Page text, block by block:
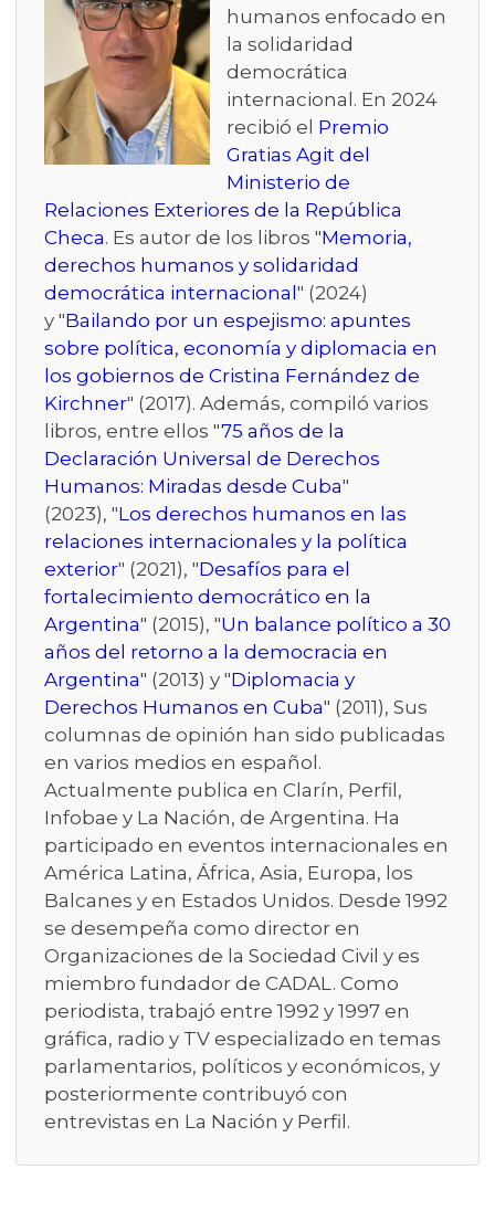
humanos enfocado en
la solidaridad
democrática
internacional. En 2024
recibió el Premio
Gratias Agit del
Ministerio de
Relaciones Exteriores de la República
Checa. Es autor de los libros "Memoria,
derechos humanos y solidaridad
democrática internacional " (2024)
y "Bailando por un espejismo: apuntes
sobre política, economía y diplomacia en
los gobiernos de Cristina Fernández de
Kirchner" (2017). Además, compiló varios
libros, entre ellos "75 años de la
Declaración Universal de Derechos
Humanos: Miradas desde Cuba"
(2023), "Los derechos humanos en las
relaciones internacionales y la política
exterior" (2021), "Desafíos para el
fortalecimiento democrático en la
Argentina" (2015), "Un balance político a 30
años del retorno a la democracia en
Argentina" (2013) y "Diplomacia y
Derechos Humanos en Cuba" (2011), Sus
columnas de opinión han sido publicadas
en varios medios en español.
Actualmente publica en Clarín, Perfil,
Infobae y La Nación, de Argentina. Ha
participado en eventos internacionales en
América Latina, África, Asia, Europa, los
Balcanes y en Estados Unidos. Desde 1992
se desempeña como director en
Organizaciones de la Sociedad Civil y es
miembro fundador de CADAL. Como
periodista, trabajó entre 1992 y 1997 en
gráfica, radio y TV especializado en temas
parlamentarios, políticos y económicos, y
posteriormente contribuyó con
entrevistas en La Nación y Perfil.